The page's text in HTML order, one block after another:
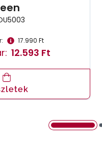
17.990 Ft
12.593 Ft